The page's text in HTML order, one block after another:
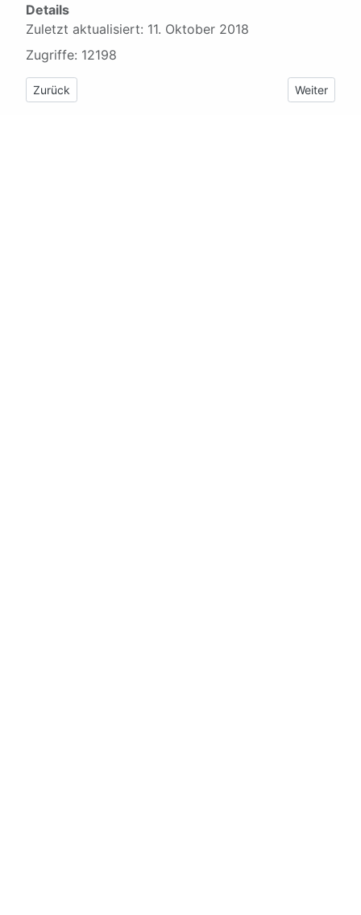
Details
Zuletzt aktualisiert: 11. Oktober 2018
Zugriffe: 12198
Vorheriger Beitrag: Wrack - Biserka
Zurück Nächster
Weiter